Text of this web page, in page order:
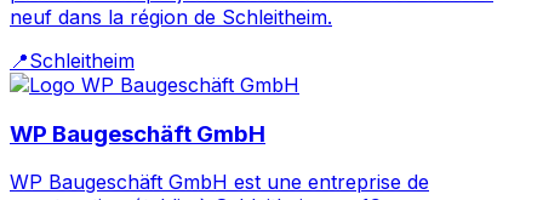
neuf dans la région de Schleitheim.
📍Schleitheim
WP Baugeschäft GmbH
WP Baugeschäft GmbH est une entreprise de